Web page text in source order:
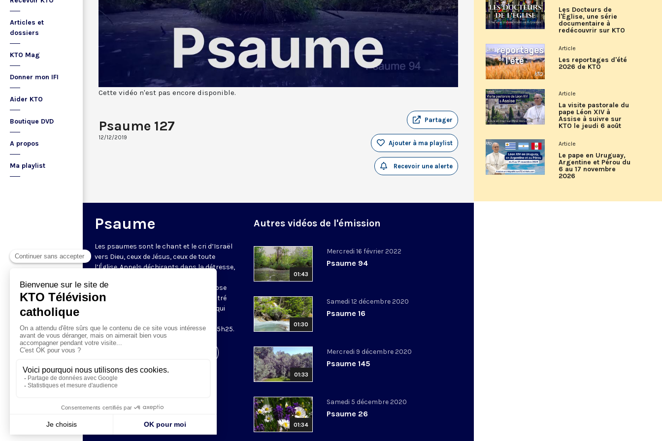
Articles et
dossiers
KTO Mag
Donner mon IFI
Aider KTO
Boutique DVD
A propos
Ma playlist
Cette vidéo n'est pas encore disponible.
Psaume 127
12/12/2019
Partager
Ajouter à ma playlist
Recevoir une alerte
Psaume
Les psaumes sont le chant et le cri d’Israël
vers Dieu, ceux de Jésus, ceux de toute
l’Église. Appels déchirants dans la détresse,
l’essence même de la prière. KTO propose
chaque fois un extrait du psaume, illustré
d’images merveilleuses de la Création qui
quotidiennement avant le chapelet, à 15h25.
Autres vidéos de l'émission
01:43
Mercredi 16 février 2022
Psaume 94
01:30
Samedi 12 décembre 2020
Psaume 16
01:33
Mercredi 9 décembre 2020
Psaume 145
01:34
Samedi 5 décembre 2020
Psaume 26
Les Docteurs de
l'Église, une série
documentaire à
redécouvrir sur KTO
Article
Les reportages d'été
2026 de KTO
Article
La visite pastorale du
pape Léon XIV à
Assise à suivre sur
KTO le jeudi 6 août
Article
Le pape en Uruguay,
Argentine et Pérou du
6 au 17 novembre
2026